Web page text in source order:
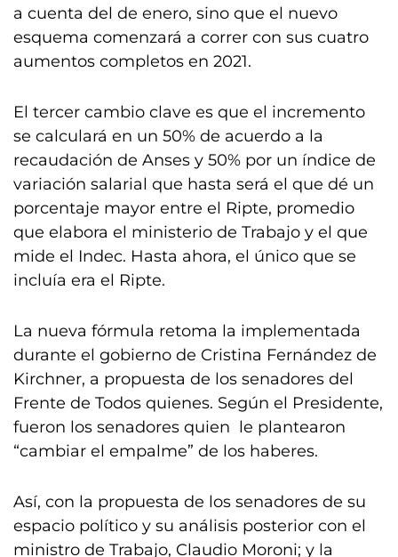
a cuenta del de enero, sino que el nuevo
esquema comenzará a correr con sus cuatro
aumentos completos en 2021.
El tercer cambio clave es que el incremento
se calculará en un 50% de acuerdo a la
recaudación de Anses y 50% por un índice de
variación salarial que hasta será el que dé un
porcentaje mayor entre el Ripte, promedio
que elabora el ministerio de Trabajo y el que
mide el Indec. Hasta ahora, el único que se
incluía era el Ripte.
La nueva fórmula retoma la implementada
durante el gobierno de Cristina Fernández de
Kirchner, a propuesta de los senadores del
Frente de Todos quienes. Según el Presidente,
fueron los senadores quien le plantearon
“cambiar el empalme” de los haberes.
Así, con la propuesta de los senadores de su
espacio político y su análisis posterior con el
ministro de Trabajo, Claudio Moroni; y la